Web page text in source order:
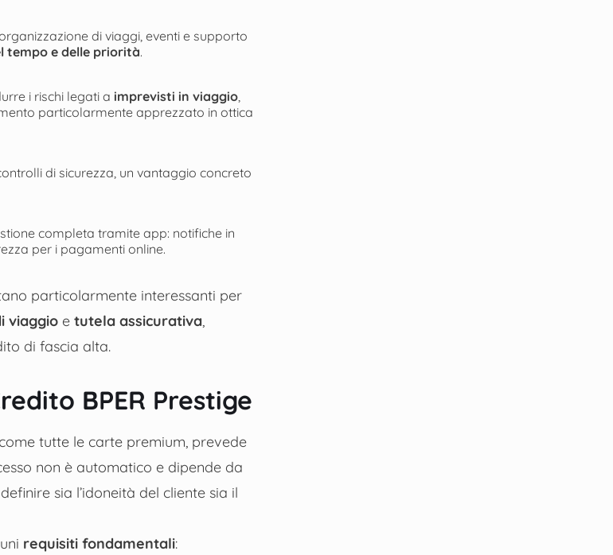
di viaggi, eventi e supporto
tempo e delle priorità.
i rischi legati a imprevisti in viaggio
particolarmente apprezzato in ottica
di sicurezza, un vantaggio concreto
completa tramite app: notifiche in
per i pagamenti online.
particolarmente interessanti per
viaggio e tutela assicurativa
di fascia alta.
BPER Prestige
tutte le carte premium, prevede
non è automatico e dipende da
sia l’idoneità del cliente sia il
requisiti fondamentali: